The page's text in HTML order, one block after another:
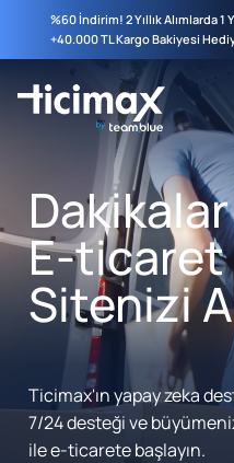
%60 İndirim! 2 Yıllık Alımlarda 1
+40.000 TL Kargo Bakiyesi
E-ticaret
Sitenizi
Ticimax'ın yapay zeka
7/24 desteği ve
ile e-ticarete başlayın.